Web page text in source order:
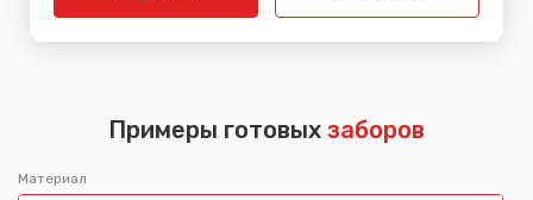
Примеры готовых заборов
Материал